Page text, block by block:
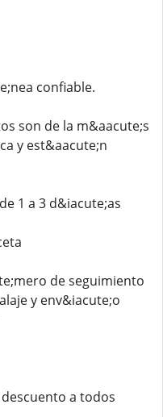
confiable.
son de la m&aacute;s
y est&aacute;n
1 a 3 d&iacute;as
de seguimiento
y env&iacute;o
a todos